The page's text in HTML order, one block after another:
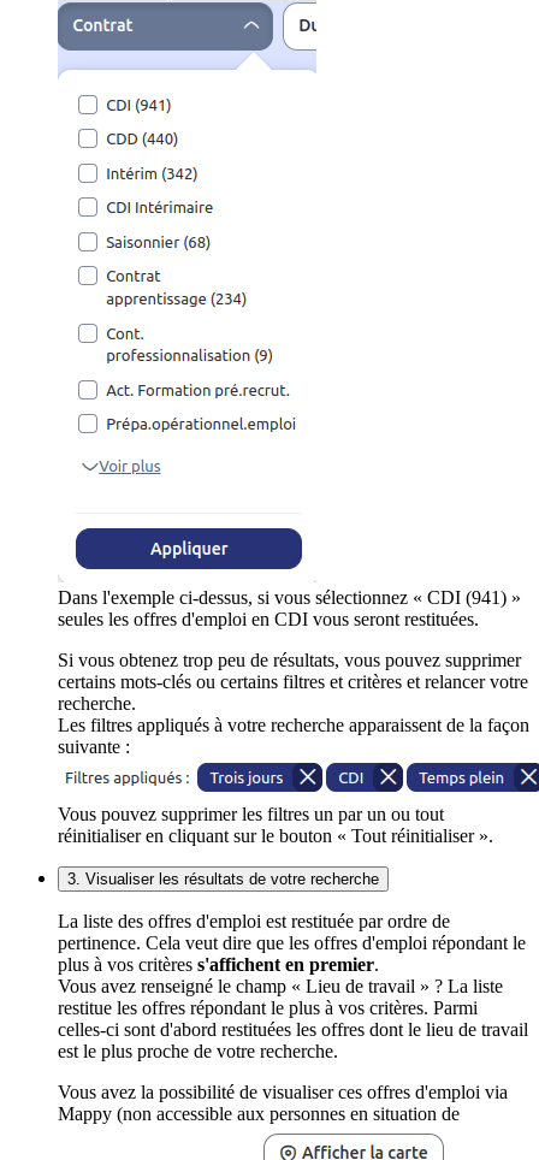
Dans l'exemple ci-dessus, si vous sélectionnez « CDI (941) »
seules les offres d'emploi en CDI vous seront restituées.
Si vous obtenez trop peu de résultats, vous pouvez supprimer
certains mots-clés ou certains filtres et critères et relancer votre
recherche.
Les filtres appliqués à votre recherche apparaissent de la façon
suivante :
Vous pouvez supprimer les filtres un par un ou tout
réinitialiser en cliquant sur le bouton « Tout réinitialiser ».
3. Visualiser les résultats de votre recherche
La liste des offres d'emploi est restituée par ordre de
pertinence. Cela veut dire que les offres d'emploi répondant le
plus à vos critères s'affichent en premier.
Vous avez renseigné le champ « Lieu de travail » ? La liste
restitue les offres répondant le plus à vos critères. Parmi
celles-ci sont d'abord restituées les offres dont le lieu de travail
est le plus proche de votre recherche.
Vous avez la possibilité de visualiser ces offres d'emploi via
Mappy (non accessible aux personnes en situation de